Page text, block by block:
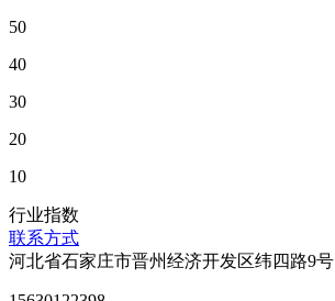
50
40
30
20
10
行业指数
联系方式
河北省石家庄市晋州经济开发区纬四路9号